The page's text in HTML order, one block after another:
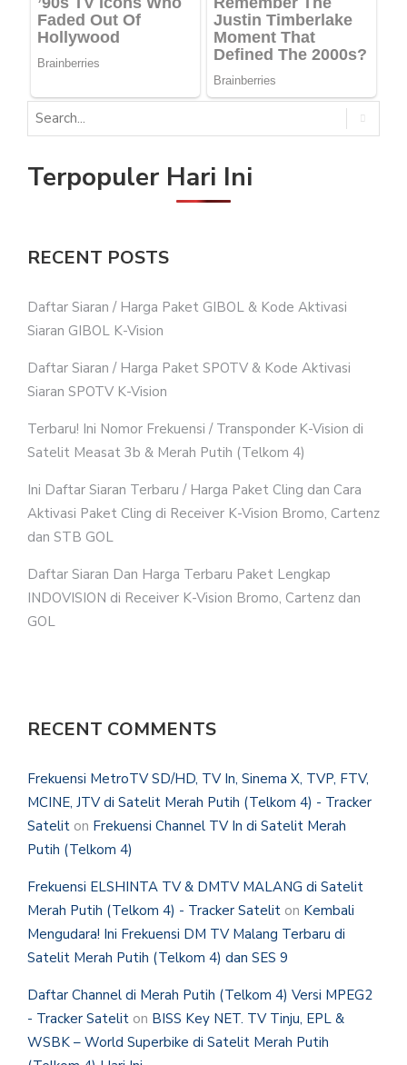
Terpopuler Hari Ini
RECENT POSTS
Daftar Siaran / Harga Paket GIBOL & Kode Aktivasi
Siaran GIBOL K-Vision
Daftar Siaran / Harga Paket SPOTV & Kode Aktivasi
Siaran SPOTV K-Vision
Terbaru! Ini Nomor Frekuensi / Transponder K-Vision di
Satelit Measat 3b & Merah Putih (Telkom 4)
Ini Daftar Siaran Terbaru / Harga Paket Cling dan Cara
Aktivasi Paket Cling di Receiver K-Vision Bromo, Cartenz
dan STB GOL
Daftar Siaran Dan Harga Terbaru Paket Lengkap
INDOVISION di Receiver K-Vision Bromo, Cartenz dan
GOL
RECENT COMMENTS
Frekuensi MetroTV SD/HD, TV In, Sinema X, TVP, FTV,
MCINE, JTV di Satelit Merah Putih (Telkom 4) - Tracker
Satelit on Frekuensi Channel TV In di Satelit Merah
Putih (Telkom 4)
Frekuensi ELSHINTA TV & DMTV MALANG di Satelit
Merah Putih (Telkom 4) - Tracker Satelit on Kembali
Mengudara! Ini Frekuensi DM TV Malang Terbaru di
Satelit Merah Putih (Telkom 4) dan SES 9
Daftar Channel di Merah Putih (Telkom 4) Versi MPEG2
- Tracker Satelit on BISS Key NET. TV Tinju, EPL &
WSBK – World Superbike di Satelit Merah Putih